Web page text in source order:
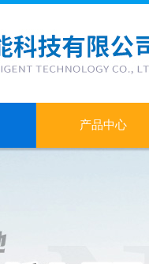
产品中心